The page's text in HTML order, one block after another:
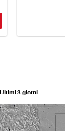
Ultimi 3 giorni